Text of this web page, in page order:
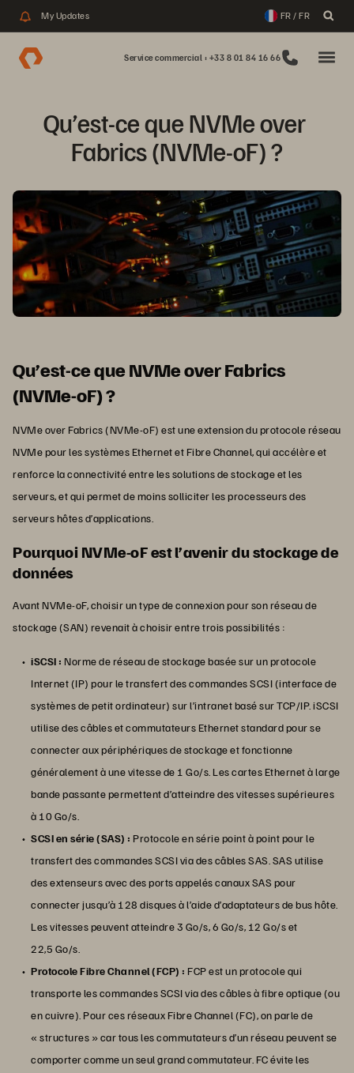
My Updates FR / FR
Service commercial : +33 8 01 84 16 66
Qu’est-ce que NVMe over
Fabrics (NVMe-oF) ?
Qu’est-ce que NVMe over Fabrics
(NVMe-oF) ?
NVMe over Fabrics (NVMe-oF) est une extension du protocole réseau
NVMe pour les systèmes Ethernet et Fibre Channel, qui accélère et
renforce la connectivité entre les solutions de stockage et les
serveurs, et qui permet de moins solliciter les processeurs des
serveurs hôtes d’applications.
Pourquoi NVMe-oF est l’avenir du stockage de
données
Avant NVMe-oF, choisir un type de connexion pour son réseau de
stockage (SAN) revenait à choisir entre trois possibilités :
iSCSI : Norme de réseau de stockage basée sur un protocole
Internet (IP) pour le transfert des commandes SCSI (interface de
systèmes de petit ordinateur) sur l’intranet basé sur TCP/IP. iSCSI
utilise des câbles et commutateurs Ethernet standard pour se
connecter aux périphériques de stockage et fonctionne
généralement à une vitesse de 1 Go/s. Les cartes Ethernet à large
bande passante permettent d’atteindre des vitesses supérieures
à 10 Go/s.
SCSI en série (SAS) : Protocole en série point à point pour le
transfert des commandes SCSI via des câbles SAS. SAS utilise
des extenseurs avec des ports appelés canaux SAS pour
connecter jusqu’à 128 disques à l’aide d’adaptateurs de bus hôte.
Les vitesses peuvent atteindre 3 Go/s, 6 Go/s, 12 Go/s et
22,5 Go/s.
Protocole Fibre Channel (FCP) : FCP est un protocole qui
transporte les commandes SCSI via des câbles à fibre optique (ou
en cuivre). Pour ces réseaux Fibre Channel (FC), on parle de
« structures » car tous les commutateurs d’un réseau peuvent se
comporter comme un seul grand commutateur. FC évite les